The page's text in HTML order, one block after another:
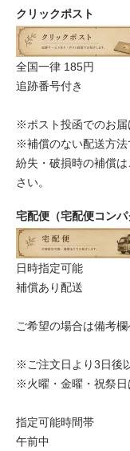
クリックポスト
全国一律 185円
追跡番号付き
※ポスト投函でのお届
※補償のない配送方法
紛失・破損時の補償
さい。
宅配便（宅配便コンパ
日時指定可能
補償あり配送
ご希望の場合は備考欄
※ご注文日より3日後
※火曜・金曜・祝祭日
指定可能時間帯
午前中